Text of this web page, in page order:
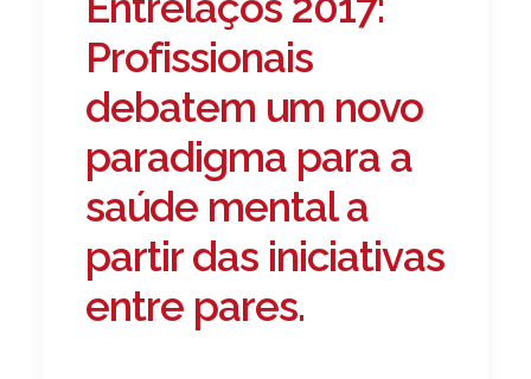
Profissionais
debatem um novo
paradigma para a
saúde mental a
partir das iniciativas
entre pares.